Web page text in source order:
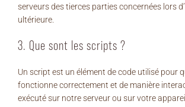
serveurs des tierces parties concernées lors
ultérieure.
3. Que sont les scripts ?
Un script est un élément de code utilisé pour
fonctionne correctement et de manière
exécuté sur notre serveur ou sur votre appareil.